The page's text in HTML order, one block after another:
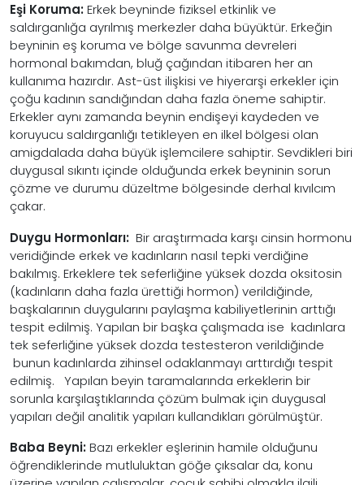
Eşi Koruma:Erkek beyninde fiziksel etkinlik ve
saldırganlığa ayrılmış merkezler daha büyüktür. Erkeğin
beyninin eş koruma ve bölge savunma devreleri
hormonal bakımdan, bluğ çağından itibaren her an
kullanıma hazırdır. Ast-üst ilişkisi ve hiyerarşi erkekler için
çoğu kadının sandığından daha fazla öneme sahiptir.
Erkekler aynı zamanda beynin endişeyi kaydeden ve
koruyucu saldırganlığı tetikleyen en ilkel bölgesi olan
amigdalada daha büyük işlemcilere sahiptir. Sevdikleri biri
duygusal sıkıntı içinde olduğunda erkek beyninin sorun
çözme ve durumu düzeltme bölgesinde derhal kıvılcım
çakar.
Duygu Hormonları: Bir araştırmada karşı cinsin hormonu
veridiğinde erkek ve kadınların nasıl tepki verdiğine
bakılmış. Erkeklere tek seferliğine yüksek dozda oksitosin
(kadınların daha fazla ürettiği hormon) verildiğinde,
başkalarının duygularını paylaşma kabiliyetlerinin arttığı
tespit edilmiş. Yapılan bir başka çalışmada ise kadınlara
tek seferliğine yüksek dozda testesteron verildiğinde
bunun kadınlarda zihinsel odaklanmayı arttırdığı tespit
edilmiş. Yapılan beyin taramalarında erkeklerin bir
sorunla karşılaştıklarında çözüm bulmak için duygusal
yapıları değil analitik yapıları kullandıkları görülmüştür.
Baba Beyni:Bazı erkekler eşlerinin hamile olduğunu
öğrendiklerinde mutluluktan göğe çıksalar da, konu